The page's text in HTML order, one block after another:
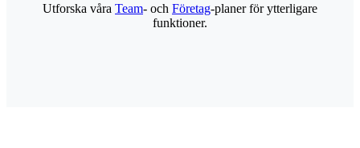
Utforska våra Team- och Företag-planer för ytterligare
funktioner.